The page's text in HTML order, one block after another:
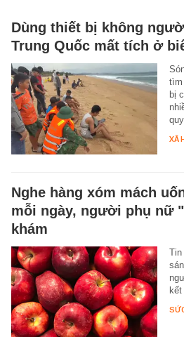
Dùng thiết bị không
Trung Quốc mất tích ở
tìm
bị
XÃ
Nghe hàng xóm mách
mỗi ngày, người phụ nữ
khám